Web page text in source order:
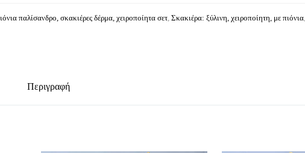
παλίσανδρο, σκακιέρες δέρμα, χειροποίητα σετ Σκακιέρα: ξύλινη, χειροποίητη, με πιόνια
Περιγραφή